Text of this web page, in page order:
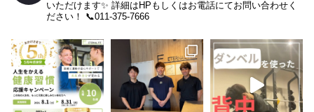
いただけます✨ 詳細はHPもしくはお電話にてお問い合わせく
ださい！
📞011-375-7666